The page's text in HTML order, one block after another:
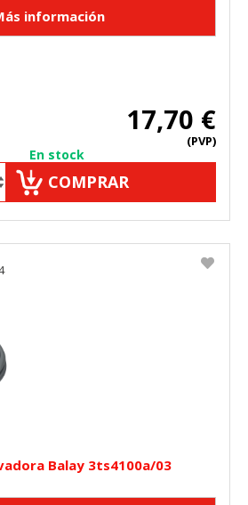
17,70 €
(PVP)
En stock
COMPRAR
Balay 3ts4100a/03
RECHAZAR TODO
para que el sitio web
pero alguna áreas del sitio no
cookies no almacenan ninguna
VSF904, PHPSESSID, wp-settings-1,
1, _evCo, _evCoLT
los visitantes navegan por el sitio.
es anónima.